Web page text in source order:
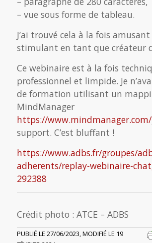
– vue sous forme de tableau.
J’ai trouvé cela à la fois
stimulant en tant que créateur
Ce webinaire est à la fois
professionnel et limpide. Je
de formation utilisant un
MindManager
https://www.mindmanager.com/
support. C’est bluffant !
https://www.adbs.fr/groupes/
adherents/replay-webinaire-
292388
Crédit photo : ATCE – ADBS
PUBLIÉ LE 27/06/2023, MODIFIÉ LE 19